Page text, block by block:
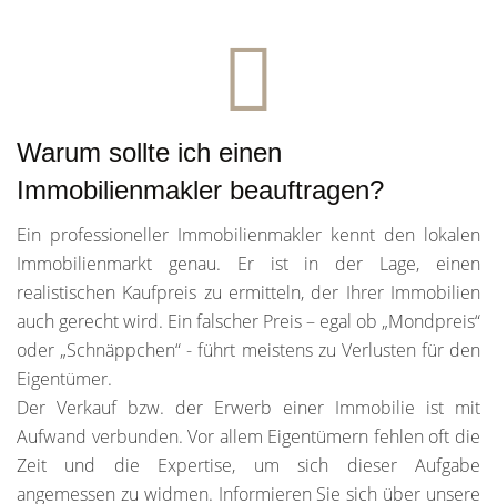
Warum sollte ich einen
Immobilienmakler beauftragen?
Ein professioneller Immobilienmakler kennt den lokalen
Immobilienmarkt genau. Er ist in der Lage, einen
realistischen Kaufpreis zu ermitteln, der Ihrer Immobilien
auch gerecht wird. Ein falscher Preis – egal ob „Mondpreis“
oder „Schnäppchen“ - führt meistens zu Verlusten für den
Eigentümer.
Der Verkauf bzw. der Erwerb einer Immobilie ist mit
Aufwand verbunden. Vor allem Eigentümern fehlen oft die
Zeit und die Expertise, um sich dieser Aufgabe
angemessen zu widmen. Informieren Sie sich über unsere